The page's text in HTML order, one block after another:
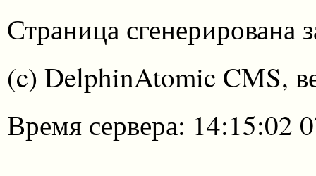
Страница сгенерирована
(c) DelphinAtomic CMS,
Время сервера: 14:15:02